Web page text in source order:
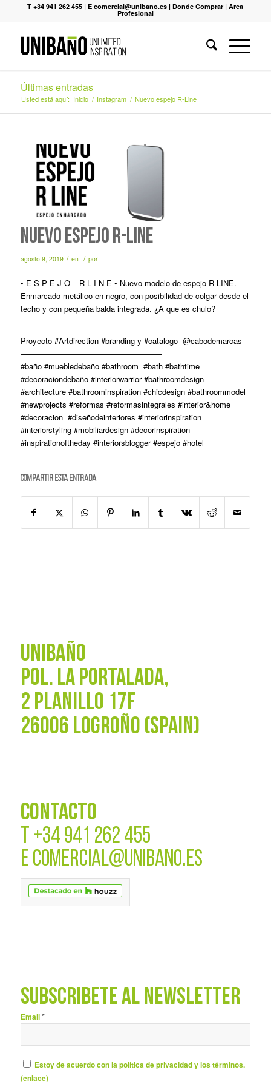
T +34 941 262 455 |E comercial@unibano.es |Donde Comprar |Area
Profesional
Últimas entradas
Usted está aquí: Inicio / Instagram / Nuevo espejo R-Line
Nuevo espejo R-Line
agosto 9, 2019 / en / por
• E S P E J O – R L I N E • Nuevo modelo de espejo R-LINE.
Enmarcado metálico en negro, con posibilidad de colgar desde el
techo y con pequeña balda integrada. ¿A que es chulo?
——————————————————
Proyecto #Artdirection #branding y #catalogo @cabodemarcas
——————————————————
#baño #muebledebaño #bathroom #bath #bathtime
#decoraciondebaño #interiorwarrior #bathroomdesign
#architecture #bathroominspiration #chicdesign #bathroommodel
#newprojects #reformas #reformasintegrales #interior&home
#decoracion #diseñodeinteriores #interiorinspiration
#interiorstyling #mobiliardesign #decorinspiration
#inspirationoftheday #interiorsblogger #espejo #hotel
Compartir esta entrada
UNIBAÑO
POL. La Portalada,
2 PLANILLO 17F
26006 LOGROÑO (SPAIN)
CONTACTO
T +34 941 262 455
E COMERCIAL@UNIBANO.ES
SUBSCRÍBETE AL NEWSLETTER
Email*
Estoy de acuerdo con la política de privacidad y los términos.
(enlace)